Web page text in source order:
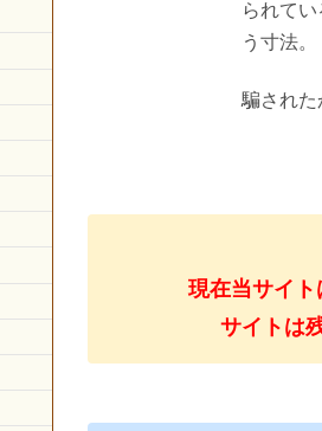
られて
う寸法。
騙された
現在当サイト
サイトは